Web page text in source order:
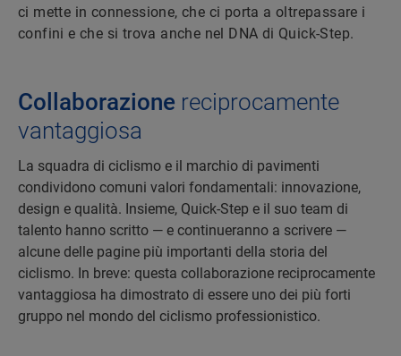
ci mette in connessione, che ci porta a oltrepassare i
confini e che si trova anche nel DNA di Quick-Step.
Collaborazione reciprocamente
vantaggiosa
La squadra di ciclismo e il marchio di pavimenti
condividono comuni valori fondamentali: innovazione,
design e qualità. Insieme, Quick-Step e il suo team di
talento hanno scritto — e continueranno a scrivere —
alcune delle pagine più importanti della storia del
ciclismo. In breve: questa collaborazione reciprocamente
vantaggiosa ha dimostrato di essere uno dei più forti
gruppo nel mondo del ciclismo professionistico.